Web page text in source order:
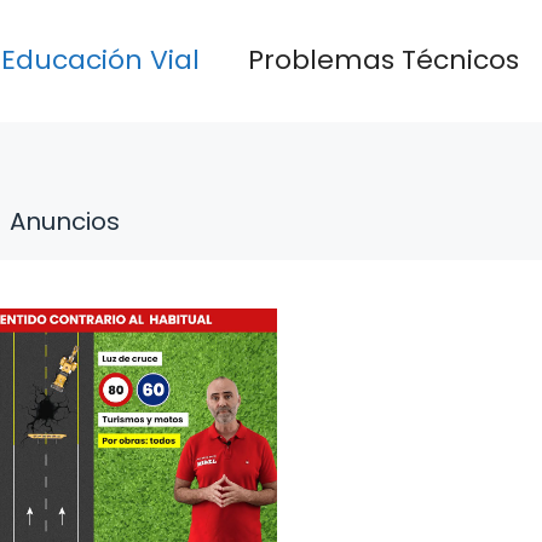
Educación Vial Problemas Técnicos
Anuncios